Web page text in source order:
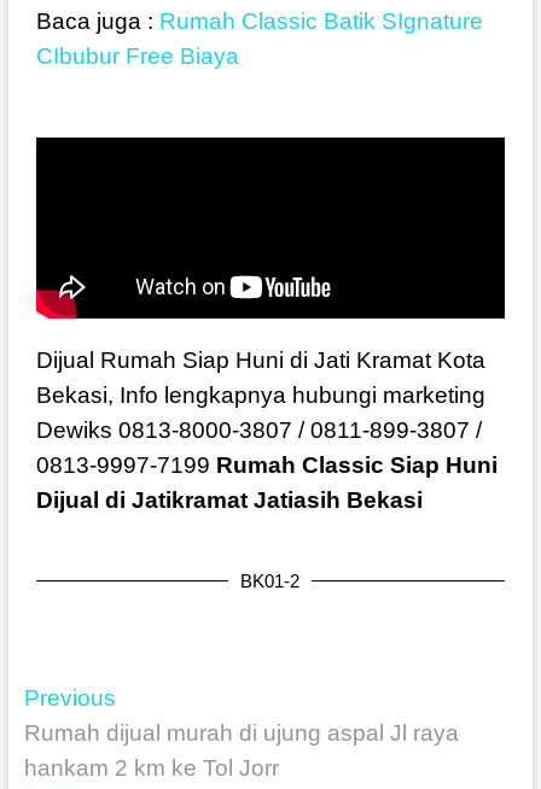
Baca juga : Rumah Classic Batik SIgnature
CIbubur Free Biaya
Dijual Rumah Siap Huni di Jati Kramat Kota
Bekasi, Info lengkapnya hubungi marketing
Dewiks 0813-8000-3807 / 0811-899-3807 /
0813-9997-7199 Rumah Classic Siap Huni
Dijual di Jatikramat Jatiasih Bekasi
BK01-2
Previous
Rumah dijual murah di ujung aspal Jl raya
hankam 2 km ke Tol Jorr